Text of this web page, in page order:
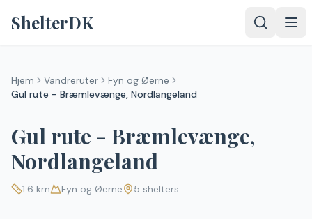
ShelterDK
Hjem Vandreruter
Fyn og Øerne
Gul rute - Bræmlevænge, Nordlangeland
Gul rute - Bræmlevænge,
Nordlangeland
1.6 km Fyn og Øerne 5 shelters